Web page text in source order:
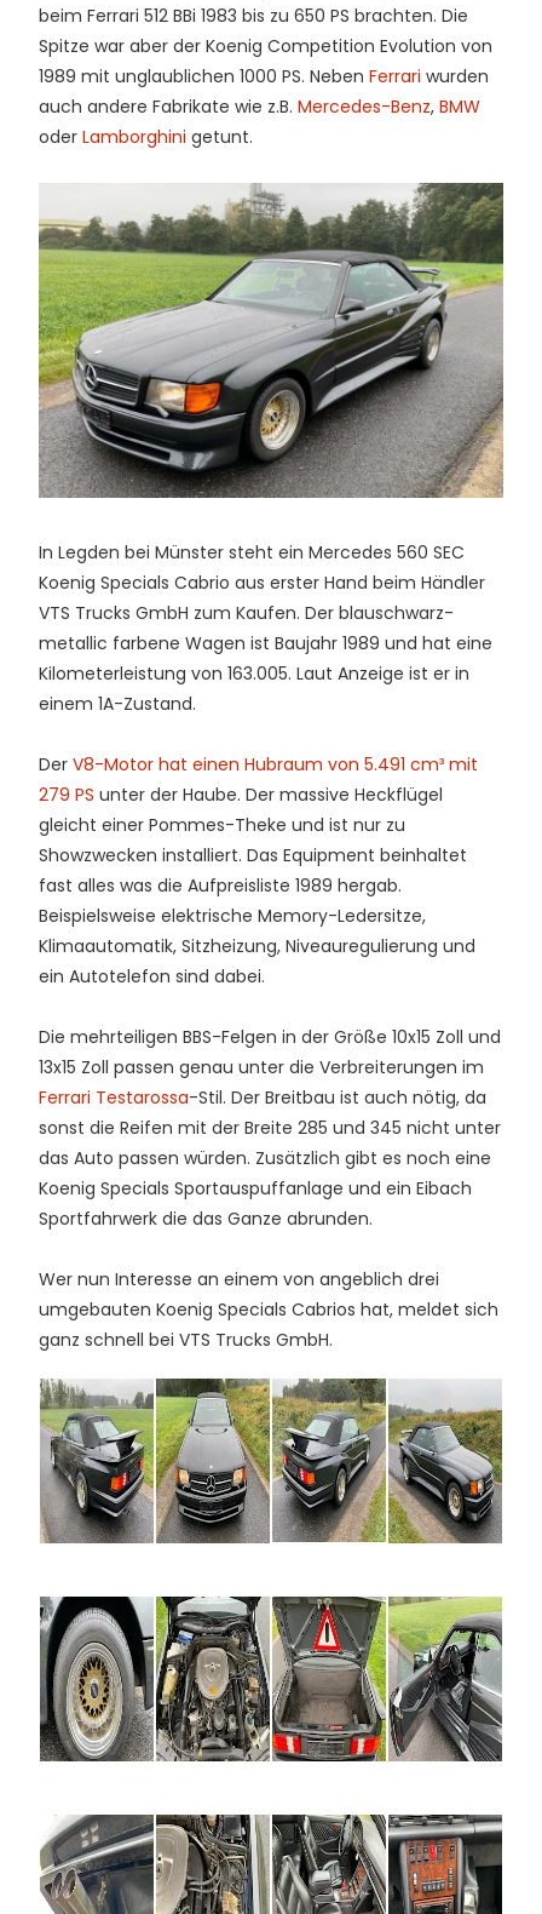
beim Ferrari 512 BBi 1983 bis zu 650 PS brachten. Die
Spitze war aber der Koenig Competition Evolution von
1989 mit unglaublichen 1000 PS. Neben Ferrari wurden
auch andere Fabrikate wie z.B. Mercedes-Benz, BMW
oder Lamborghini getunt.
In Legden bei Münster steht ein Mercedes 560 SEC
Koenig Specials Cabrio aus erster Hand beim Händler
VTS Trucks GmbH zum Kaufen. Der blauschwarz-
metallic farbene Wagen ist Baujahr 1989 und hat eine
Kilometerleistung von 163.005. Laut Anzeige ist er in
einem 1A-Zustand.
Der V8-Motor hat einen Hubraum von 5.491 cm³ mit
279 PS unter der Haube. Der massive Heckflügel
gleicht einer Pommes-Theke und ist nur zu
Showzwecken installiert. Das Equipment beinhaltet
fast alles was die Aufpreisliste 1989 hergab.
Beispielsweise elektrische Memory-Ledersitze,
Klimaautomatik, Sitzheizung, Niveauregulierung und
ein Autotelefon sind dabei.
Die mehrteiligen BBS-Felgen in der Größe 10x15 Zoll und
13x15 Zoll passen genau unter die Verbreiterungen im
Ferrari Testarossa-Stil. Der Breitbau ist auch nötig, da
sonst die Reifen mit der Breite 285 und 345 nicht unter
das Auto passen würden. Zusätzlich gibt es noch eine
Koenig Specials Sportauspuffanlage und ein Eibach
Sportfahrwerk die das Ganze abrunden.
Wer nun Interesse an einem von angeblich drei
umgebauten Koenig Specials Cabrios hat, meldet sich
ganz schnell bei VTS Trucks GmbH.